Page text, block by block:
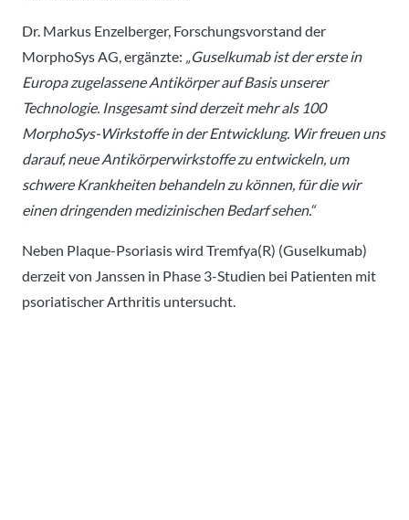
Dr. Markus Enzelberger, Forschungsvorstand der
MorphoSys AG, ergänzte: „Guselkumab ist der erste in
Europa zugelassene Antikörper auf Basis unserer
Technologie. Insgesamt sind derzeit mehr als 100
MorphoSys-Wirkstoffe in der Entwicklung. Wir freuen uns
darauf, neue Antikörperwirkstoffe zu entwickeln, um
schwere Krankheiten behandeln zu können, für die wir
einen dringenden medizinischen Bedarf sehen.“
Neben Plaque-Psoriasis wird Tremfya(R) (Guselkumab)
derzeit von Janssen in Phase 3-Studien bei Patienten mit
psoriatischer Arthritis untersucht.